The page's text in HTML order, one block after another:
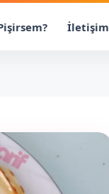
İletişim